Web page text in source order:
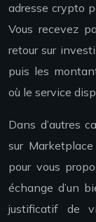
adresse crypto
Vous recevez
retour sur
puis les
où le service
Dans d’autres
sur
pour vous
échange d’un
justificatif de